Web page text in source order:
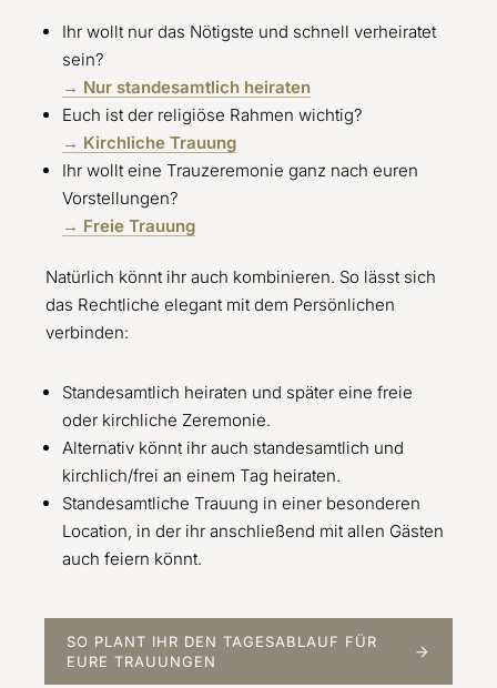
Ihr wollt nur das Nötigste und schnell verheiratet
sein?
→ Nur standesamtlich heiraten
Euch ist der religiöse Rahmen wichtig?
→ Kirchliche Trauung
Ihr wollt eine Trauzeremonie ganz nach euren
Vorstellungen?
→ Freie Trauung
Natürlich könnt ihr auch kombinieren. So lässt sich
das Rechtliche elegant mit dem Persönlichen
verbinden:
Standesamtlich heiraten und später eine freie
oder kirchliche Zeremonie.
Alternativ könnt ihr auch standesamtlich und
kirchlich/frei an einem Tag heiraten.
Standesamtliche Trauung in einer besonderen
Location, in der ihr anschließend mit allen Gästen
auch feiern könnt.
SO PLANT IHR DEN TAGESABLAUF FÜR
EURE TRAUUNGEN